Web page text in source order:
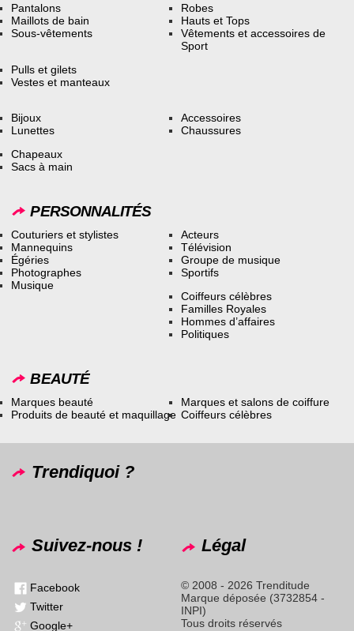
Pantalons
Maillots de bain
Sous-vêtements
Robes
Hauts et Tops
Vêtements et accessoires de
Sport
Pulls et gilets
Vestes et manteaux
Bijoux
Lunettes
Accessoires
Chaussures
Chapeaux
Sacs à main
PERSONNALITÉS
Couturiers et stylistes
Mannequins
Égéries
Photographes
Musique
Acteurs
Télévision
Groupe de musique
Sportifs
Coiffeurs célèbres
Familles Royales
Hommes d’affaires
Politiques
BEAUTÉ
Marques beauté
Produits de beauté et maquillage
Marques et salons de coiffure
Coiffeurs célèbres
Trendiquoi ?
Suivez-nous !
Facebook
Twitter
Google+
Légal
© 2008 - 2026 Trenditude
Marque déposée (3732854 -
INPI)
Tous droits réservés